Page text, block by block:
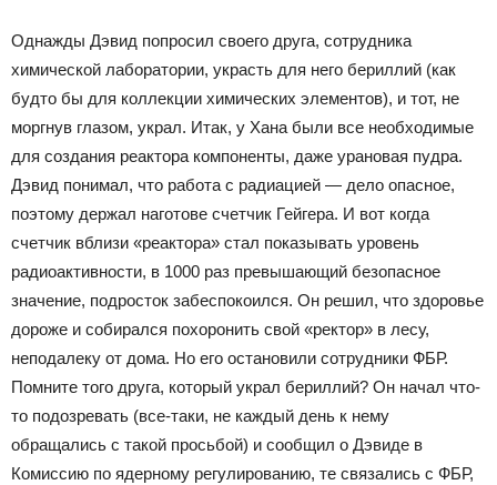
Однажды Дэвид попросил своего друга, сотрудника
химической лаборатории, украсть для него бериллий (как
будто бы для коллекции химических элементов), и тот, не
моргнув глазом, украл. Итак, у Хана были все необходимые
для создания реактора компоненты, даже урановая пудра.
Дэвид понимал, что работа с радиацией — дело опасное,
поэтому держал наготове счетчик Гейгера. И вот когда
счетчик вблизи «реактора» стал показывать уровень
радиоактивности, в 1000 раз превышающий безопасное
значение, подросток забеспокоился. Он решил, что здоровье
дороже и собирался похоронить свой «ректор» в лесу,
неподалеку от дома. Но его остановили сотрудники ФБР.
Помните того друга, который украл бериллий? Он начал что-
то подозревать (все-таки, не каждый день к нему
обращались с такой просьбой) и сообщил о Дэвиде в
Комиссию по ядерному регулированию, те связались с ФБР,